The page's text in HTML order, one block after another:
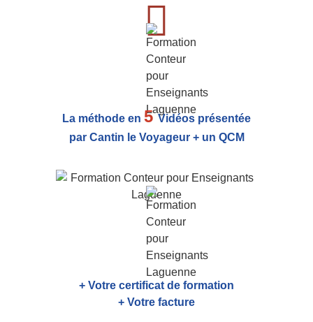
La méthode en 5Vidéos présentée
par Cantin le Voyageur + un QCM
+ Votre certificat de formation
+ Votre facture